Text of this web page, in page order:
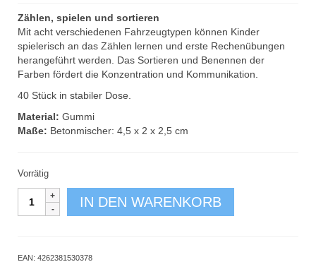
Zählen, spielen und sortieren
Mit acht verschiedenen Fahrzeugtypen können Kinder
spielerisch an das Zählen lernen und erste Rechenübungen
herangeführt werden. Das Sortieren und Benennen der
Farben fördert die Konzentration und Kommunikation.
40 Stück in stabiler Dose.
Material: Gummi
Maße: Betonmischer: 4,5 x 2 x 2,5 cm
Vorrätig
Baufahrzeuge
Zählspiel
IN DEN WARENKORB
EAN: 4262381530378